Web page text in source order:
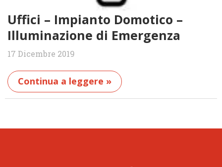
Uffici – Impianto Domotico –
Illuminazione di Emergenza
17 Dicembre 2019
Continua a leggere »